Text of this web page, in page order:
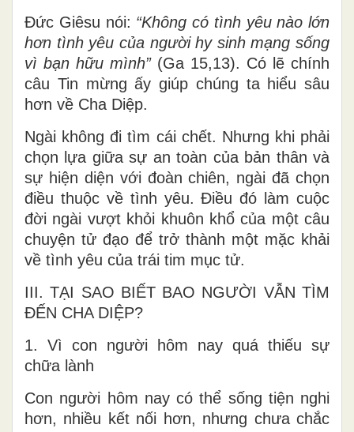
Đức Giêsu nói: “Không có tình yêu nào lớn
hơn tình yêu của người hy sinh mạng sống
vì bạn hữu mình”(Ga 15,13). Có lẽ chính
câu Tin mừng ấy giúp chúng ta hiểu sâu
hơn về Cha Diệp.
Ngài không đi tìm cái chết. Nhưng khi phải
chọn lựa giữa sự an toàn của bản thân và
sự hiện diện với đoàn chiên, ngài đã chọn
điều thuộc về tình yêu. Điều đó làm cuộc
đời ngài vượt khỏi khuôn khổ của một câu
chuyện tử đạo để trở thành một mặc khải
về tình yêu của trái tim mục tử.
III. TẠI SAO BIẾT BAO NGƯỜI VẪN TÌM
ĐẾN CHA DIỆP?
1. Vì con người hôm nay quá thiếu sự
chữa lành
Con người hôm nay có thể sống tiện nghi
hơn, nhiều kết nối hơn, nhưng chưa chắc